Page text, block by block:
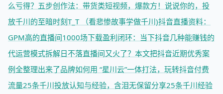
么亏得？ 五步创作法：带货类短视频，爆款方！ 说说你的，投
放千川的至暗时刻T_T （看悲惨故事学做千川)抖音直播资料：
GPM高的直播间1000场下载盈利闭环：当下抖音几种能赚钱的
代运营模式拆解日不落直播间又火了？本文把抖音近期优秀案
例全整理出来了品牌如何用 “星川云”一体打法，玩转抖音付费
流量25条千川投放认知与经验，含泪无保留分享25条千川经验